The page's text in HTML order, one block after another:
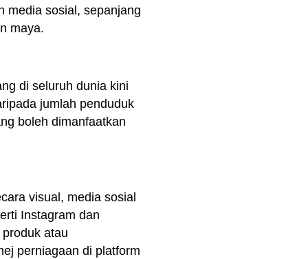
media sosial, sepanjang
maya.
di seluruh dunia kini
jumlah penduduk
boleh dimanfaatkan
visual, media sosial
Instagram dan
atau
perniagaan di platform